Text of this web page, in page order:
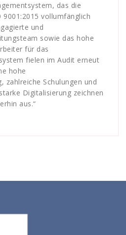
das die
9001:2015 vollumfänglich
und
sowie das hohe
für das
fielen im Audit erneut
hohe
zahlreiche Schulungen und
Digitalisierung zeichnen
aus.“